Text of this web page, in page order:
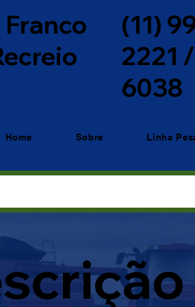
(11)
2221
6038
Home Sobre Linha